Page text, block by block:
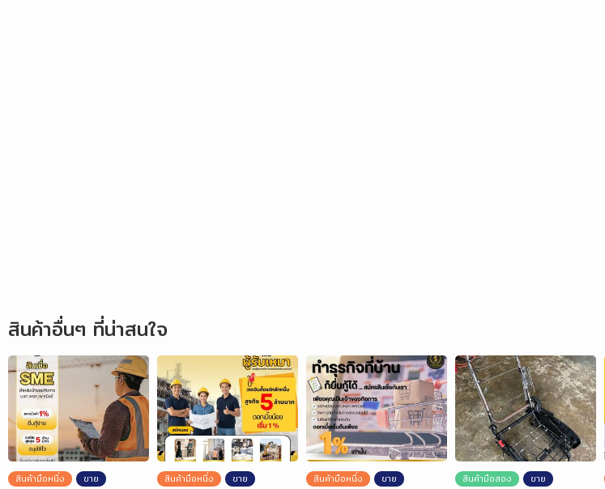
สินค้าอื่นๆ ที่น่าสนใจ
สินค้ามือหนึ่ง ขาย สินค้ามือหนึ่ง ขาย สินค้ามือหนึ่ง ขาย สินค้ามือสอง ขาย